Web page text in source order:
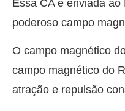
Essa CA é enviada
poderoso campo
O campo magnético
campo magnético do
atração e repulsão